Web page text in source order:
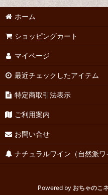
並び順:
ホーム
ショッピングカート
マイページ
最近チェックしたアイテム
特定商取引法表示
ご利用案内
お問い合せ
ナチュラルワイン（自然派
Powered by おちゃのこ